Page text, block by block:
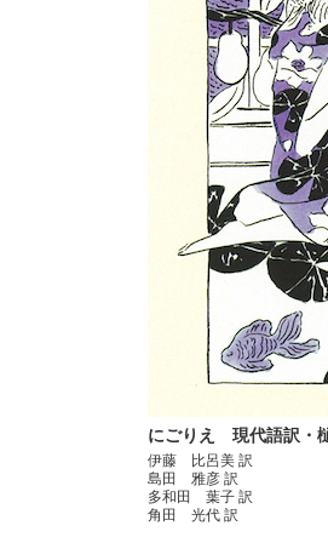
にごりえ 現代語訳・
伊藤 比呂美 訳
島田 雅彦 訳
多和田 葉子 訳
角田 光代 訳